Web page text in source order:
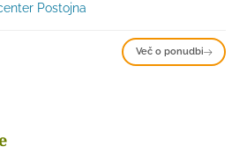
Postojna
Več o ponudbi